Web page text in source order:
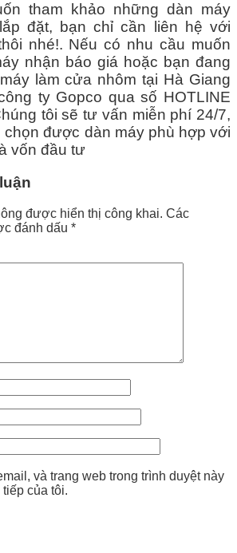
tham khảo những dàn máy
đặt, bạn chỉ cần liên hệ với
nhé!. Nếu có nhu cầu muốn
nhận báo giá hoặc bạn đang
làm cửa nhôm tại Hà Giang
ty Gopco qua số HOTLINE
tôi sẽ tư vấn miễn phí 24/7,
chọn được dàn máy phù hợp với
vốn đầu tư
được hiển thị công khai. Các
đánh dấu *
và trang web trong trình duyệt này
của tôi.